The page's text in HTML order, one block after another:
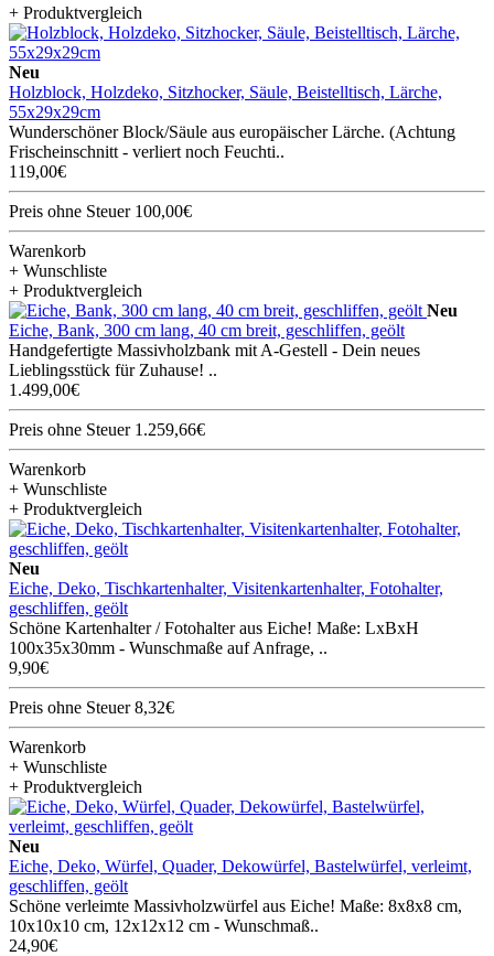
+ Produktvergleich
Neu
Holzblock, Holzdeko, Sitzhocker, Säule, Beistelltisch, Lärche,
55x29x29cm
Wunderschöner Block/Säule aus europäischer Lärche. (Achtung
Frischeinschnitt - verliert noch Feuchti..
119,00€
Preis ohne Steuer 100,00€
Warenkorb
+ Wunschliste
+ Produktvergleich
Neu
Eiche, Bank, 300 cm lang, 40 cm breit, geschliffen, geölt
Handgefertigte Massivholzbank mit A-Gestell - Dein neues
Lieblingsstück für Zuhause! ..
1.499,00€
Preis ohne Steuer 1.259,66€
Warenkorb
+ Wunschliste
+ Produktvergleich
Neu
Eiche, Deko, Tischkartenhalter, Visitenkartenhalter, Fotohalter,
geschliffen, geölt
Schöne Kartenhalter / Fotohalter aus Eiche! Maße: LxBxH
100x35x30mm - Wunschmaße auf Anfrage, ..
9,90€
Preis ohne Steuer 8,32€
Warenkorb
+ Wunschliste
+ Produktvergleich
Neu
Eiche, Deko, Würfel, Quader, Dekowürfel, Bastelwürfel, verleimt,
geschliffen, geölt
Schöne verleimte Massivholzwürfel aus Eiche! Maße: 8x8x8 cm,
10x10x10 cm, 12x12x12 cm - Wunschmaß..
24,90€